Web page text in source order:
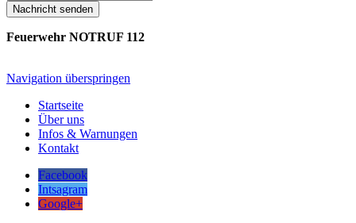
Nachricht senden
Feuerwehr NOTRUF 112
Navigation überspringen
Startseite
Über uns
Infos & Warnungen
Kontakt
Facebook
Intsagram
Google+